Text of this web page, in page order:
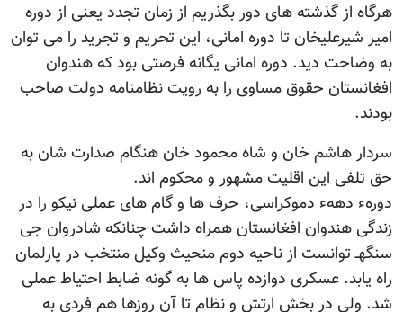
هرگاه از گذشته های دور بگذریم از زمان تجدد یعنی از دوره
امیر شیرعلیخان تا دوره امانی، این تحریم و تجرید را می توان
به وضاحت دید. دوره امانی یگانه فرصتی بود که هندوان
افغانستان حقوق مساوی را به رویت نظامنامه دولت صاحب
بودند.
سردار هاشم خان و شاه محمود خان هنگام صدارت شان به
حق تلفی این اقلیت مشهور و محکوم اند.
دورهء دههء دموکراسی، حرف ها و گام های عملی نیکو را در
زندگی هندوان افغانستان همراه داشت چنانکه شادروان جی
سنگهـ توانست از ناحیه دوم منحیث وکیل منتخب در پارلمان
راه یابد. عسکری دوازده پاس ها به گونه ضابط احتیاط عملی
شد. ولی در بخش ارتش و نظام تا آن روزها هم فردی به